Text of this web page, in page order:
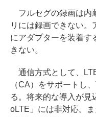
フルセグの録画は内
リには録画できない。
にアダプターを装着す
きない。
通信方式として、
（CA）をサポートし
る。将来的な導入が見
oLTE」には非対応。